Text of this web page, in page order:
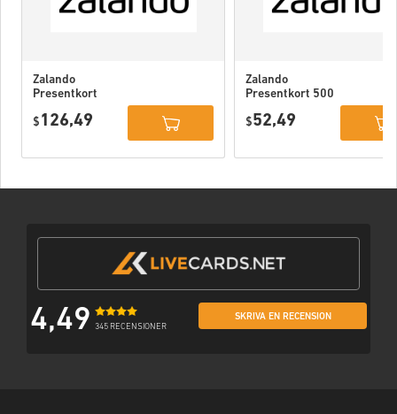
Zalando
Presentkort
$ 126,49
Zalando
Presentkort 500
$52,49
4,49 345 RECENSIONER
SKRIVA EN RECENSION